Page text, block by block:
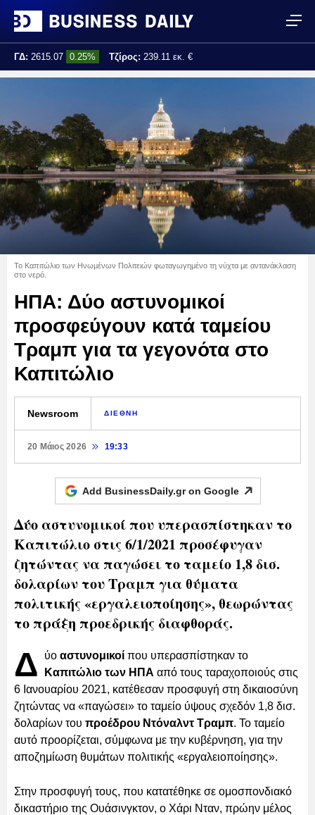
ΓΔ: 2615.07 0.25% Τζίρος: 239.11 εκ. €
Το Καπιτώλιο των Ηνωμένων Πολιτειών φωταγωγημένο τη νύχτα με αντανάκλαση
στο νερό.
ΗΠΑ: Δύο αστυνομικοί
προσφεύγουν κατά ταμείου
Τραμπ για τα γεγονότα στο
Καπιτώλιο
Newsroom ΔΙΕΘΝΗ
20 Μάιος 2026 19:33
Add BusinessDaily.gr on Google
Δύο αστυνομικοί που υπερασπίστηκαν το
Καπιτώλιο στις 6/1/2021 προσέφυγαν
ζητώντας να παγώσει το ταμείο 1,8 δισ.
δολαρίων του Τραμπ για θύματα
πολιτικής «εργαλειοποίησης», θεωρώντας
το πράξη προεδρικής διαφθοράς.
Δ ύο αστυνομικοί που υπερασπίστηκαν το
Καπιτώλιο των ΗΠΑ από τους ταραχοποιούς στις
6 Ιανουαρίου 2021, κατέθεσαν προσφυγή στη δικαιοσύνη
ζητώντας να «παγώσει» το ταμείο ύψους σχεδόν 1,8 δισ.
δολαρίων του προέδρου Ντόναλντ Τραμπ. Το ταμείο
αυτό προορίζεται, σύμφωνα με την κυβέρνηση, για την
αποζημίωση θυμάτων πολιτικής «εργαλειοποίησης».
Στην προσφυγή τους, που κατατέθηκε σε ομοσπονδιακό
δικαστήριο της Ουάσινγκτον, ο Χάρι Νταν, πρώην μέλος